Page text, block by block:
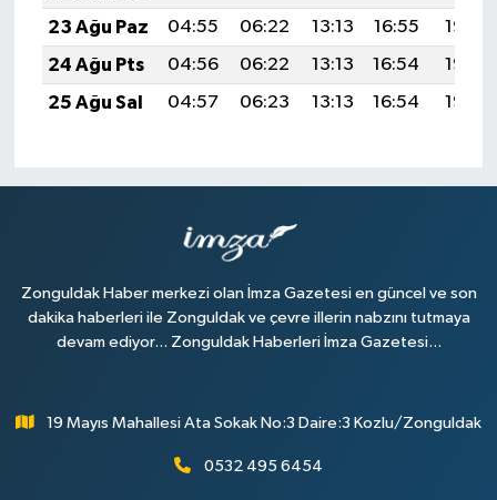
23 Ağu Paz
04:55 06:22 13:13 16:55
19:55
24 Ağu Pts
04:56 06:22 13:13 16:54
19:53
25 Ağu Sal
04:57 06:23 13:13 16:54 19:52
Zonguldak Haber merkezi olan İmza Gazetesi en güncel ve son
dakika haberleri ile Zonguldak ve çevre illerin nabzını tutmaya
devam ediyor... Zonguldak Haberleri İmza Gazetesi...
19 Mayıs Mahallesi Ata Sokak No:3 Daire:3 Kozlu/Zonguldak
0532 495 6454